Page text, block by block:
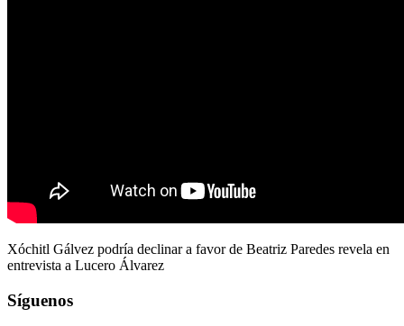
Xóchitl Gálvez podría declinar a favor de Beatriz Paredes revela en
entrevista a Lucero Álvarez
Síguenos